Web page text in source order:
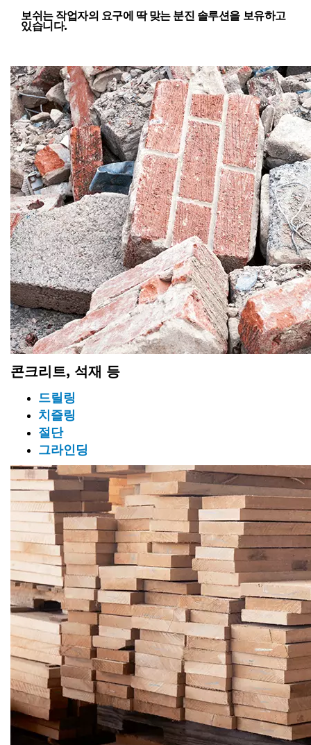
보쉬는 작업자의 요구에 딱 맞는 분진 솔루션을 보유하고
있습니다.
콘크리트, 석재 등
드릴링
치즐링
절단
그라인딩